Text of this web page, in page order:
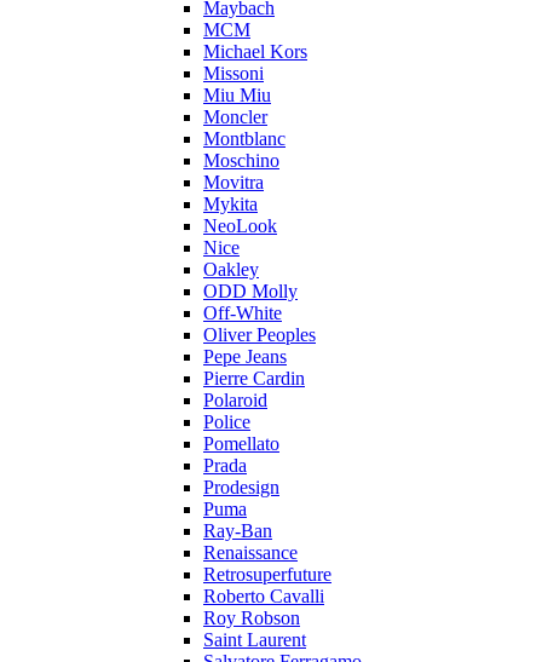
Maybach
MCM
Michael Kors
Missoni
Miu Miu
Moncler
Montblanc
Moschino
Movitra
Mykita
NeoLook
Nice
Oakley
ODD Molly
Off-White
Oliver Peoples
Pepe Jeans
Pierre Cardin
Polaroid
Police
Pomellato
Prada
Prodesign
Puma
Ray-Ban
Renaissance
Retrosuperfuture
Roberto Cavalli
Roy Robson
Saint Laurent